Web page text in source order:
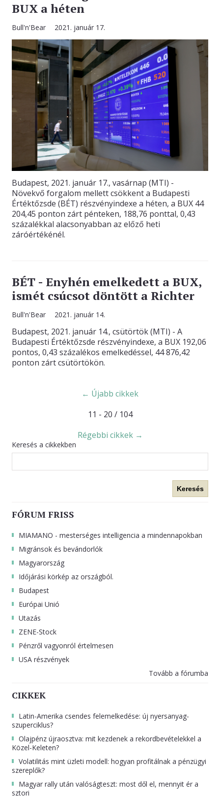
BUX a héten
Bull'n'Bear 2021. január 17.
Budapest, 2021. január 17., vasárnap (MTI) -
Növekvő forgalom mellett csökkent a Budapesti
Értéktőzsde (BÉT) részvényindexe a héten, a BUX 44
204,45 ponton zárt pénteken, 188,76 ponttal, 0,43
százalékkal alacsonyabban az előző heti
záróértékénél.
BÉT - Enyhén emelkedett a BUX,
ismét csúcsot döntött a Richter
Bull'n'Bear 2021. január 14.
Budapest, 2021. január 14., csütörtök (MTI) - A
Budapesti Értéktőzsde részvényindexe, a BUX 192,06
pontos, 0,43 százalékos emelkedéssel, 44 876,42
ponton zárt csütörtökön.
← Újabb cikkek
11 - 20 / 104
Régebbi cikkek →
Keresés a cikkekben
Keresés
FÓRUM FRISS
MIAMANO - mesterséges intelligencia a mindennapokban
Migránsok és bevándorlók
Magyarország
Időjárási körkép az országból.
Budapest
Európai Unió
Utazás
ZENE-Stock
Pénzről vagyonról értelmesen
USA részvények
Tovább a fórumba
CIKKEK
Latin-Amerika csendes felemelkedése: új nyersanyag-
szuperciklus?
Olajpénz újraosztva: mit kezdenek a rekordbevételekkel a
Közel-Keleten?
Volatilitás mint üzleti modell: hogyan profitálnak a pénzügyi
szereplők?
Magyar rally után valóságteszt: most dől el, mennyit ér a
sztori